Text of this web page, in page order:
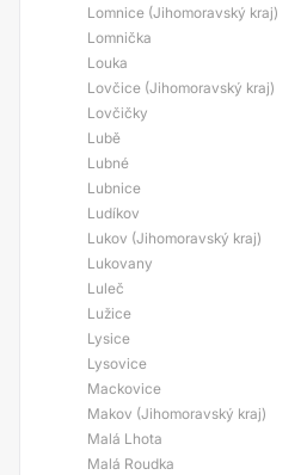
Lomnice (Jihomoravský kraj)
Lomnička
Louka
Lovčice (Jihomoravský kraj)
Lovčičky
Lubě
Lubné
Lubnice
Ludíkov
Lukov (Jihomoravský kraj)
Lukovany
Luleč
Lužice
Lysice
Lysovice
Mackovice
Makov (Jihomoravský kraj)
Malá Lhota
Malá Roudka